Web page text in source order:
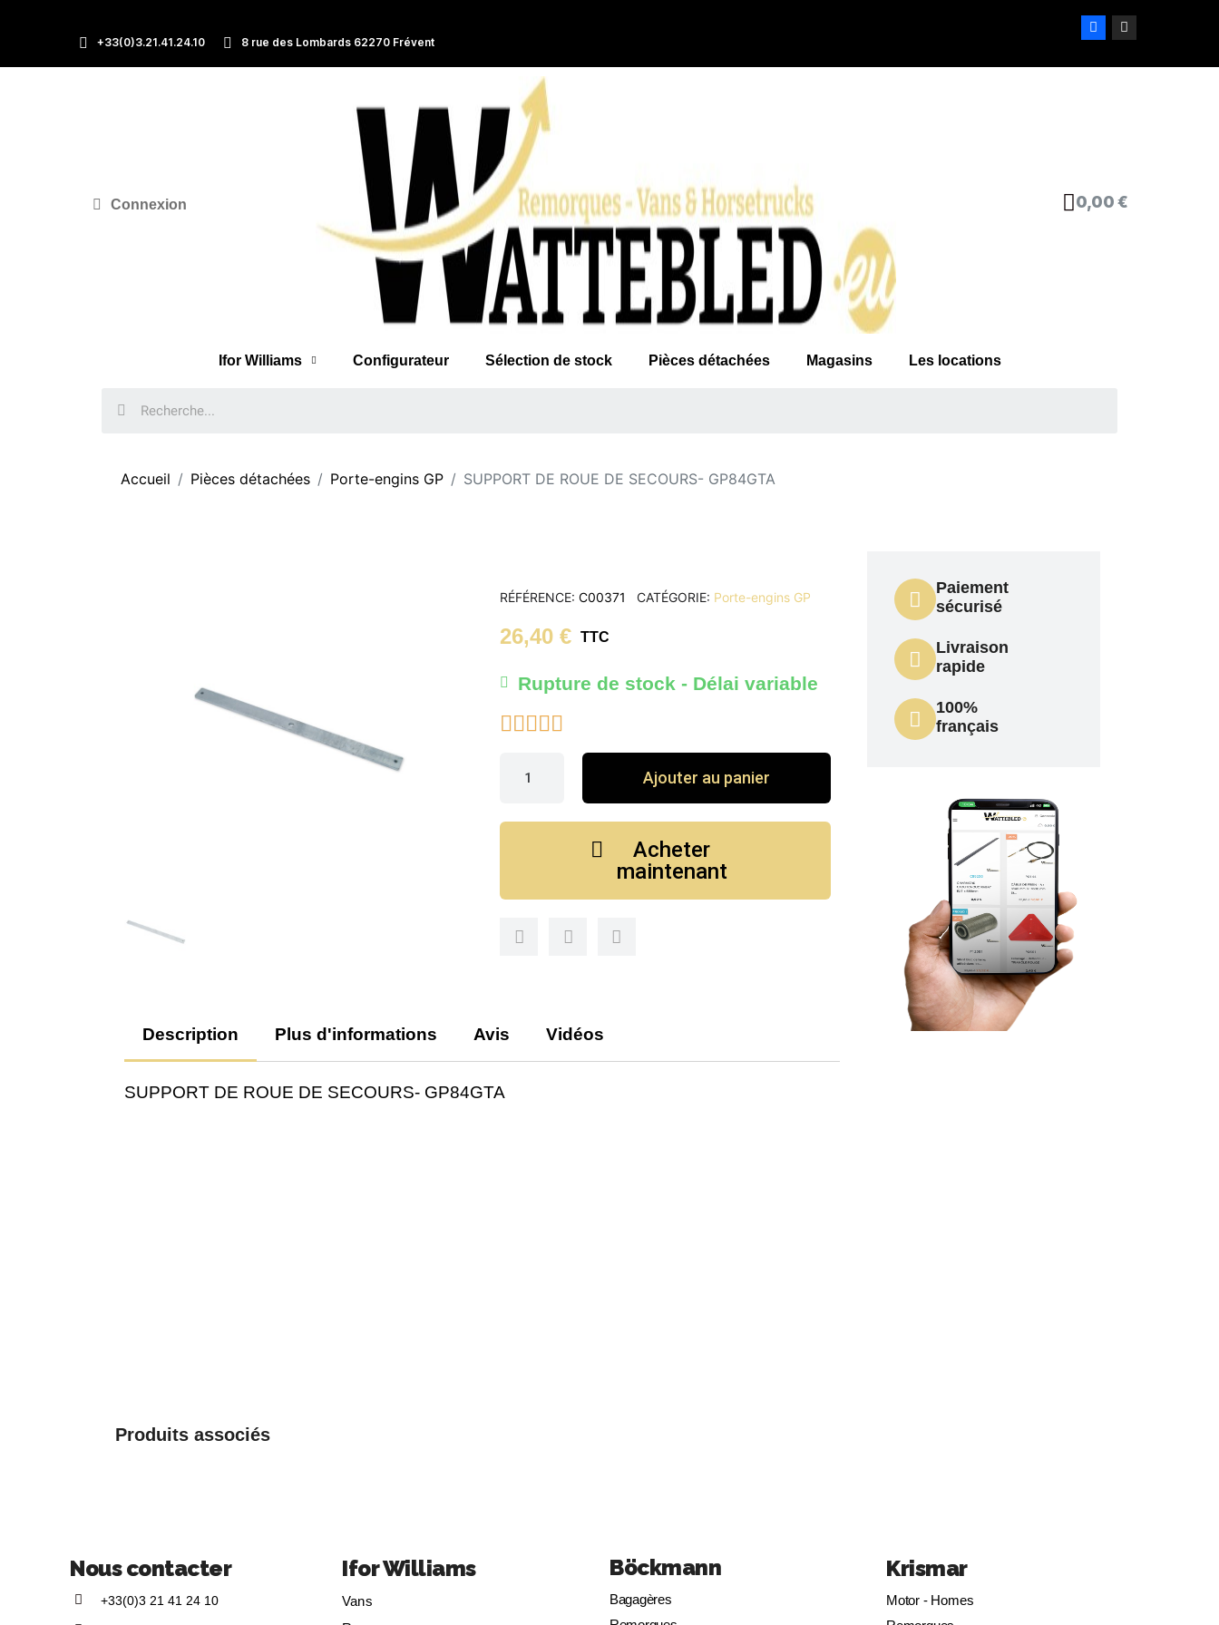
+33(0)3.21.41.24.10 8 rue des Lombards 62270 Frévent
Connexion 0,00 €
Ifor Williams Configurateur Sélection de stock Pièces détachées Magasins Les locations
Accueil Pièces détachées Porte-engins GP SUPPORT DE ROUE DE SECOURS- GP84GTA
RÉFÉRENCE C00371 CATÉGORIE Porte-engins GP
26,40 € TTC
Rupture de stock - Délai variable
    
Ajouter au panier
Acheter
maintenant
Description Plus d'informations Avis Vidéos
SUPPORT DE ROUE DE SECOURS- GP84GTA
Paiement
sécurisé
Livraison
rapide
100%
français
Produits associés
Nous contacter
+33(0)3 21 41 24 10
Ifor Williams
Vans
Böckmann
Bagagères
Krismar
Motor - Homes